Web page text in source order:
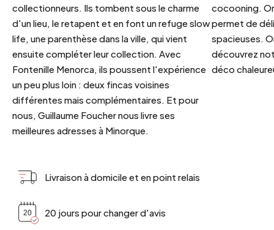
collectionneurs. Ils tombent sous le charme
d'un lieu, le retapent et en font un refuge slow
life, une parenthèse dans la ville, qui vient
ensuite compléter leur collection. Avec
Fontenille Menorca, ils poussent l'expérience
un peu plus loin : deux fincas voisines
différentes mais complémentaires. Et pour
nous, Guillaume Foucher nous livre ses
meilleures adresses à Minorque.
cocooning.
permet de
spacieuses.
découvrez
déco
Livraison à domicile et en point relais
20 jours pour changer d'avis